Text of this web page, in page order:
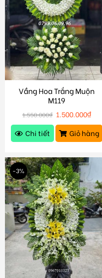
Vầng Hoa Trắng Muộn
M119
1.550.000₫ 1.500.000₫
Chi tiết
Giỏ hàng
-3%